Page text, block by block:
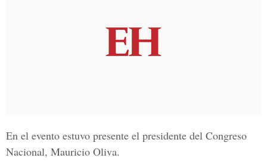
En el evento estuvo presente el presidente del Congreso
Nacional, Mauricio Oliva.